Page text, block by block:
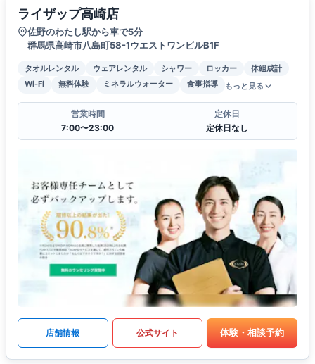
ライザップ高崎店
佐野のわたし駅から車で5分
群馬県高崎市八島町58-1ウエストワンビルB1F
タオルレンタル ウェアレンタル シャワー ロッカー
体組成計
Wi-Fi
無料体験 ミネラルウォーター 食事指導 もっと見る
営業時間
7:00〜23:00
定休日
定休日なし
店舗情報 公式サイト 体験・相談予約